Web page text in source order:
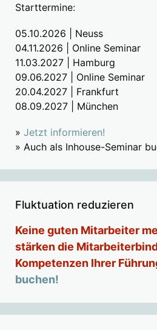
Starttermine:
05.10.2026 | Neuss
04.11.2026 | Online Seminar
11.03.2027 | Hamburg
09.06.2027 | Online Seminar
20.04.2027 | Frankfurt
08.09.2027 | München
» Jetzt informieren!
» Auch als Inhouse-Seminar
Fluktuation reduzieren
Keine guten Mitarbeiter
stärken die
Kompetenzen Ihrer
buchen!